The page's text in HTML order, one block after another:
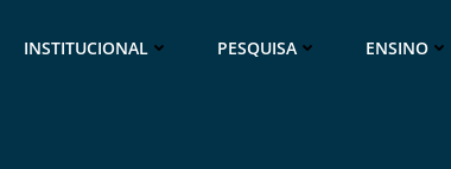
INSTITUCIONAL PESQUISA ENSINO